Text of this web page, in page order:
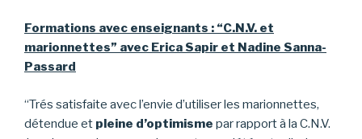
Formations avec enseignants : “C.N.V. et
marionnettes” avec Erica Sapir et Nadine Sanna-
Passard
“Trés satisfaite avec l’envie d’utiliser les marionnettes,
détendue et pleine d’optimisme par rapport à la C.N.V.